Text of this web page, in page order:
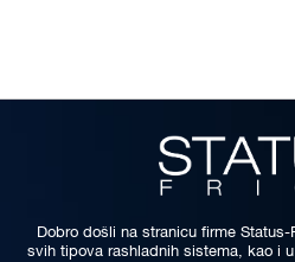
Dobro došli na stranicu firme
svih tipova rashladnih sistema, kao i